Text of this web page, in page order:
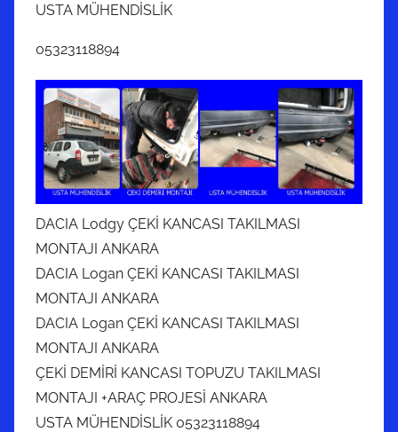
USTA MÜHENDİSLİK
05323118894
DACIA Lodgy ÇEKİ KANCASI TAKILMASI
MONTAJI ANKARA
DACIA Logan ÇEKİ KANCASI TAKILMASI
MONTAJI ANKARA
DACIA Logan ÇEKİ KANCASI TAKILMASI
MONTAJI ANKARA
ÇEKİ DEMİRİ KANCASI TOPUZU TAKILMASI
MONTAJI +ARAÇ PROJESİ ANKARA
USTA MÜHENDİSLİK 05323118894